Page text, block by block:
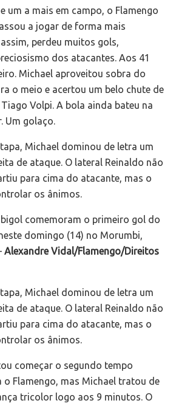
um a mais em campo, o Flamengo
a jogar de forma mais
perdeu muitos gols,
dos atacantes. Aos 41
Michael aproveitou sobra do
o meio e acertou um belo chute de
Volpi. A bola ainda bateu na
Um golaço.
Michael dominou de letra um
de ataque. O lateral Reinaldo não
para cima do atacante, mas o
os ânimos.
comemoram o primeiro gol do
domingo (14) no Morumbi,
Alexandre Vidal/Flamengo/Direitos
Michael dominou de letra um
de ataque. O lateral Reinaldo não
para cima do atacante, mas o
os ânimos.
começar o segundo tempo
Flamengo, mas Michael tratou de
tricolor logo aos 9 minutos. O